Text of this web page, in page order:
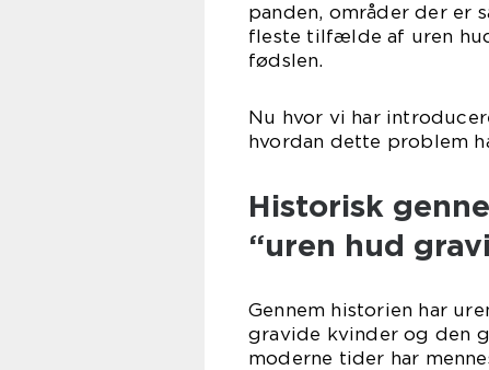
panden, områder der er
fleste tilfælde af uren
fødslen.
Nu hvor vi har
hvordan dette problem
Historisk
“uren hud
Gennem historien har
gravide kvinder og den
moderne tider har